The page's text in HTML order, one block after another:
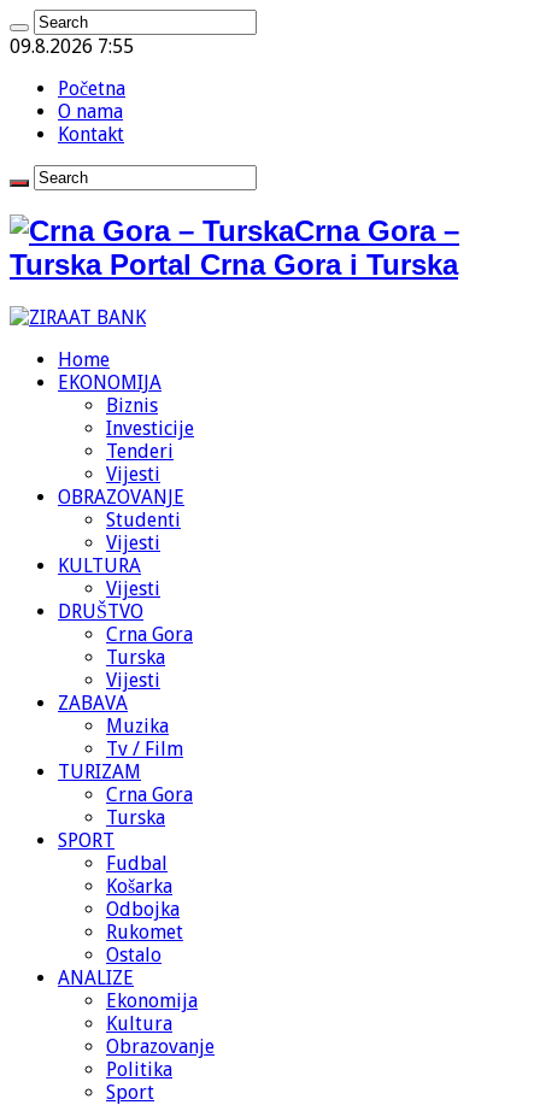
09.8.2026 7:55
Početna
O nama
Kontakt
Crna Gora –
Turska Portal Crna Gora i Turska
Home
EKONOMIJA
Biznis
Investicije
Tenderi
Vijesti
OBRAZOVANJE
Studenti
Vijesti
KULTURA
Vijesti
DRUŠTVO
Crna Gora
Turska
Vijesti
ZABAVA
Muzika
Tv / Film
TURIZAM
Crna Gora
Turska
SPORT
Fudbal
Košarka
Odbojka
Rukomet
Ostalo
ANALIZE
Ekonomija
Kultura
Obrazovanje
Politika
Sport